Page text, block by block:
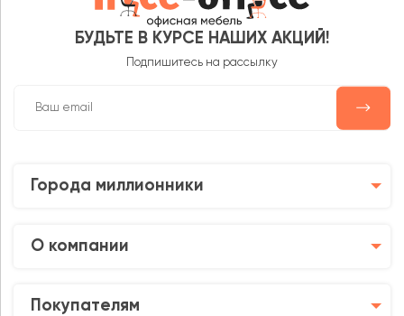
БУДЬТЕ В КУРСЕ НАШИХ АКЦИЙ!
Подпишитесь на рассылку
Города миллионники
О компании
Покупателям